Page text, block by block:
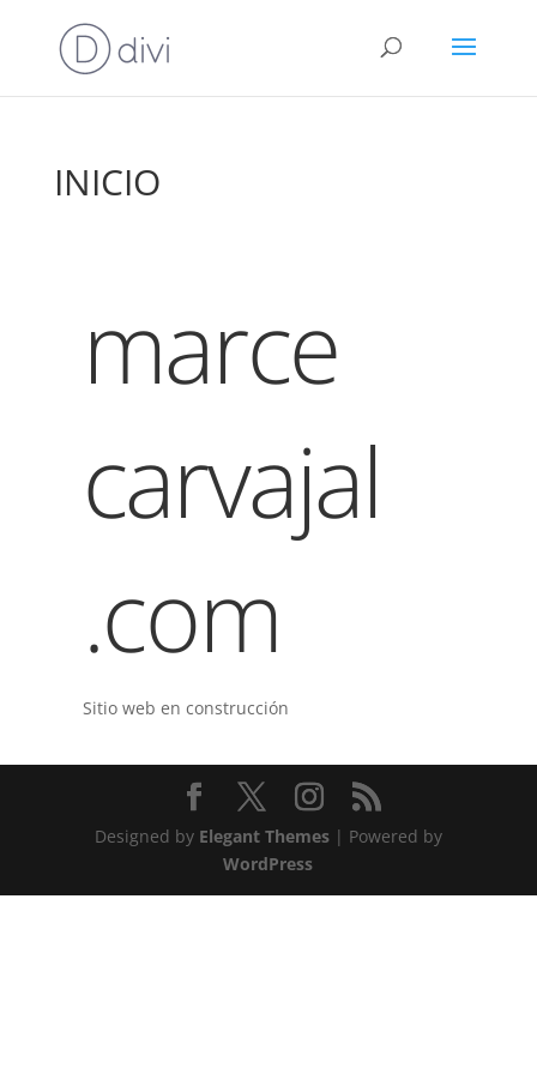
INICIO
marce
carvajal
.com
Sitio web en construcción
Designed by Elegant Themes| Powered by
WordPress